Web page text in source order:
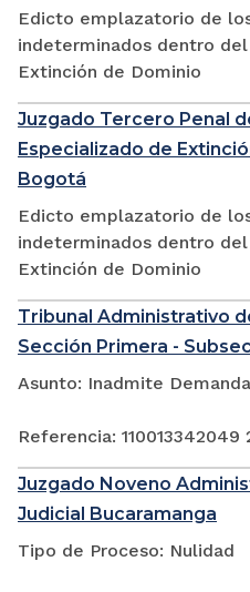
Edicto emplazatorio de
indeterminados dentro
Extinción de Dominio
Juzgado Tercero Penal
Especializado de
Bogotá
Edicto emplazatorio de
indeterminados dentro
Extinción de Dominio
Tribunal Administrativo
Sección Primera -
Asunto: Inadmite Demanda
Referencia: 110013342049
Juzgado Noveno
Judicial Bucaramanga
Tipo de Proceso: Nulidad